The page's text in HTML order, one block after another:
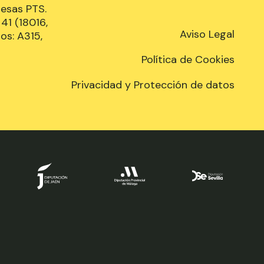
PTS.
(18016,
A315,
Aviso Legal
Política de Cookies
Privacidad y Protección de datos